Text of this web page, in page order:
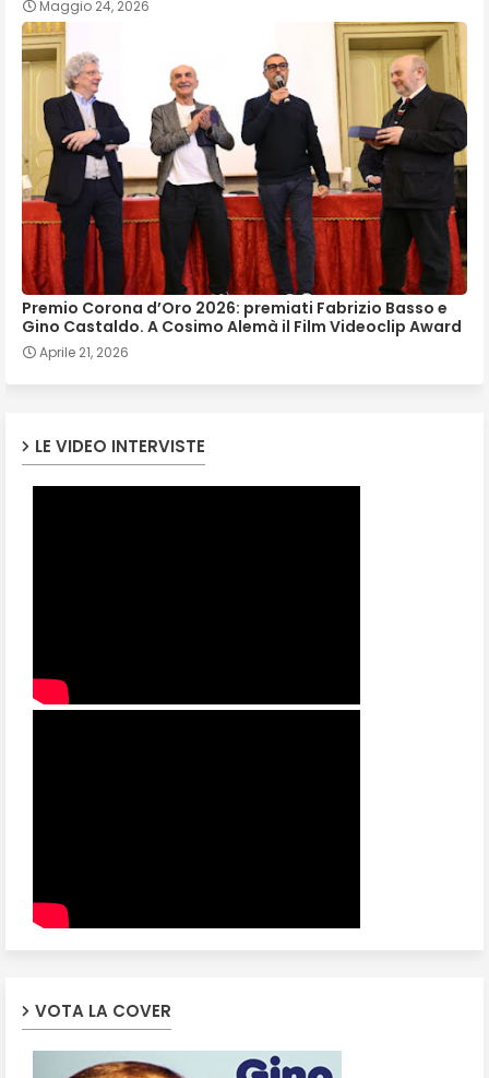
Maggio 24, 2026
Premio Corona d’Oro 2026: premiati Fabrizio Basso e
Gino Castaldo. A Cosimo Alemà il Film Videoclip Award
Aprile 21, 2026
LE VIDEO INTERVISTE
VOTA LA COVER